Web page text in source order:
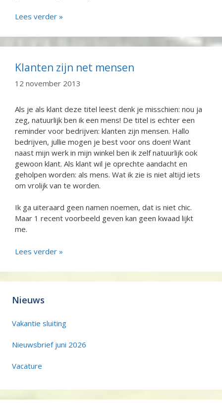
Lees verder »
Klanten zijn net mensen
12 november 2013
Als je als klant deze titel leest denk je misschien: nou ja
zeg, natuurlijk ben ik een mens! De titel is echter een
reminder voor bedrijven: klanten zijn mensen. Hallo
bedrijven, jullie mogen je best voor ons doen! Want
naast mijn werk in mijn winkel ben ik zelf natuurlijk ook
gewoon klant. Als klant wil je oprechte aandacht en
geholpen worden: als mens. Wat ik zie is niet altijd iets
om vrolijk van te worden.
Ik ga uiteraard geen namen noemen, dat is niet chic.
Maar 1 recent voorbeeld geven kan geen kwaad lijkt
me.
Lees verder »
Nieuws
Vakantie sluiting
Nieuwsbrief juni 2026
Vacature